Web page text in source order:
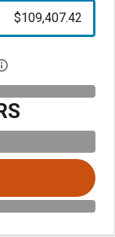
$109,407.42
Abre el cuadro de